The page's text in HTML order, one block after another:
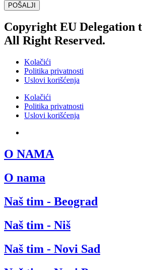
POŠALJI
Copyright EU Delegation
All Right Reserved.
Kolačići
Politika privatnosti
Uslovi korišćenja
Kolačići
Politika privatnosti
Uslovi korišćenja
O NAMA
O nama
Naš tim - Beograd
Naš tim - Niš
Naš tim - Novi Sad